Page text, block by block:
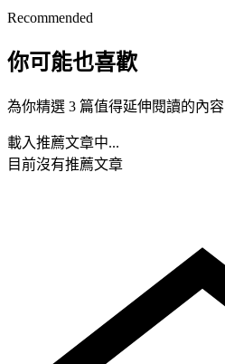
Recommended
你可能也喜歡
為你精選 3 篇值得延伸閱讀的內容
載入推薦文章中...
目前沒有推薦文章